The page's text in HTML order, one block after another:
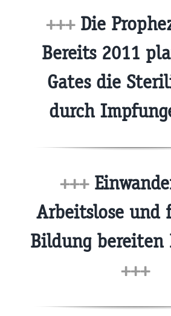
+++Die
Bereits 2011
Gates die
durch
+++
Arbeitslose und
Bildung bereiten
+++